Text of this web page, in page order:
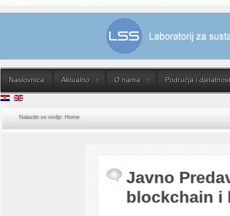
Naslovnica Aktualno O nama Područja i
Nalazite se ovdje: Home
Javno
blockchain i